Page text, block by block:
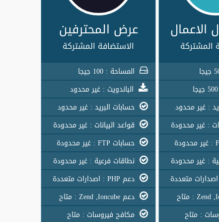
الاعمال
المشتركة
: غير محدود
: غير محدودة
: غير محدودة
: متاح
عرض المحترفين
الاستضافة المشتركة
المساحة : 100 جيجا
الباندويث : غير محدود
حسابات البريد : غير محدود
قواعد البيانات : غير محدودة
حسابات FTP : غير محدودة
نطاقات فرعية : غير محدودة
دعم PHP : اصدارات متعددة
دعم Zend ,Ioncube : متاح
مكافح فيروسات : متاح